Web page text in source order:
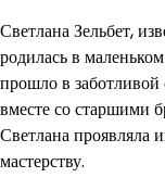
Светлана Зельбет,
родилась в
прошло в заботливой
вместе со старшими
Светлана проявляла
мастерству.